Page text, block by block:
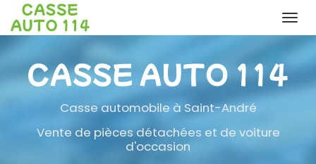
Aller
contenu
Casse automobile à Saint-André
Vente de pièces détachées et de voiture
d'occasion